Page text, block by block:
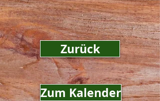
Zurück
Zum Kalender